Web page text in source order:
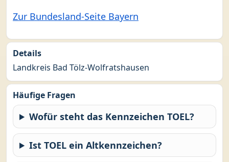
Zur Bundesland-Seite Bayern
Details
Landkreis Bad Tölz-Wolfratshausen
Häufige Fragen
Wofür steht das Kennzeichen TOEL?
Ist TOEL ein Altkennzeichen?